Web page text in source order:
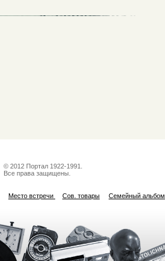
© 2012 Портал 1922-1991.
Все права защищены.
Место встречи Сов. товары Семейный альбом